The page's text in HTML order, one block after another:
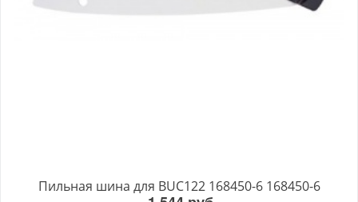
Пильная шина для BUC122 168450-6 168450-6